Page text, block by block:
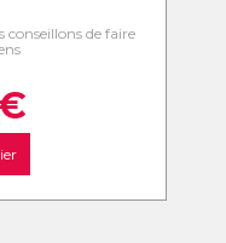
conseillons de faire